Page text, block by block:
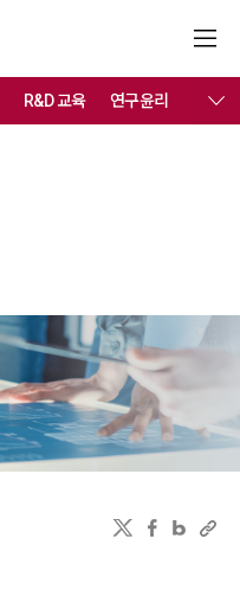
R&D 교육 연구윤리 학생